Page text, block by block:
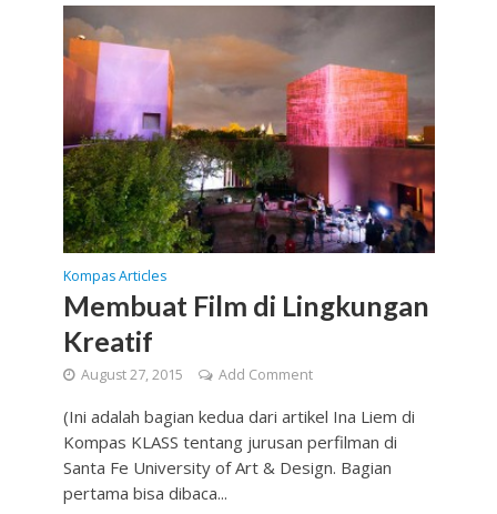
Kompas Articles
Membuat Film di Lingkungan
Kreatif
August 27, 2015 Add Comment
(Ini adalah bagian kedua dari artikel Ina Liem di
Kompas KLASS tentang jurusan perfilman di
Santa Fe University of Art & Design. Bagian
pertama bisa dibaca...